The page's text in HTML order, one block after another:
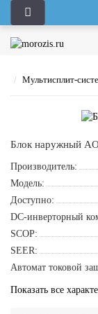
Мультисплит-
Блок наружный
Производитель:
Модель:
Доступно:
DC-инверторный
SCOP:
SEER:
Автомат токовой
Показать все